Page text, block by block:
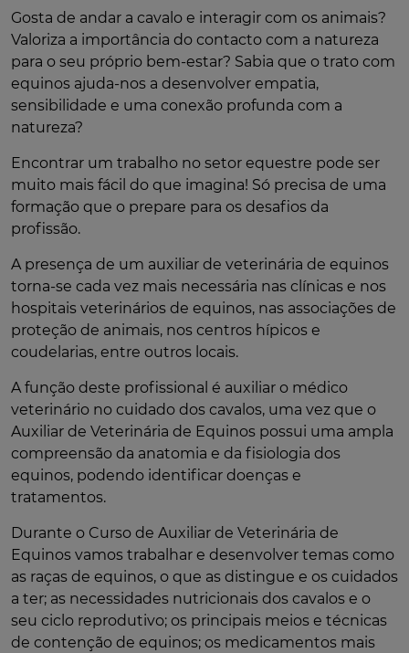
Gosta de andar a cavalo e interagir com os animais?
Valoriza a importância do contacto com a natureza
para o seu próprio bem-estar? Sabia que o trato com
equinos ajuda-nos a desenvolver empatia,
sensibilidade e uma conexão profunda com a
natureza?
Encontrar um trabalho no setor equestre pode ser
muito mais fácil do que imagina! Só precisa de uma
formação que o prepare para os desafios da
profissão.
A presença de um auxiliar de veterinária de equinos
torna-se cada vez mais necessária nas clínicas e nos
hospitais veterinários de equinos, nas associações de
proteção de animais, nos centros hípicos e
coudelarias, entre outros locais.
A função deste profissional é auxiliar o médico
veterinário no cuidado dos cavalos, uma vez que o
Auxiliar de Veterinária de Equinos possui uma ampla
compreensão da anatomia e da fisiologia dos
equinos, podendo identificar doenças e
tratamentos.
Durante o Curso de Auxiliar de Veterinária de
Equinos vamos trabalhar e desenvolver temas como
as raças de equinos, o que as distingue e os cuidados
a ter; as necessidades nutricionais dos cavalos e o
seu ciclo reprodutivo; os principais meios e técnicas
de contenção de equinos; os medicamentos mais